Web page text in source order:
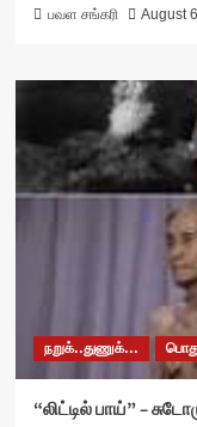
பவள சங்கரி August
நறுக்..துணுக்...
“லிட்டில் பாய்” –